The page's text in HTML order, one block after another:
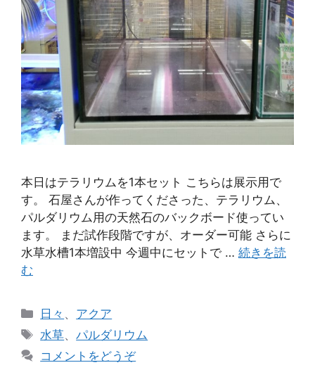
本日はテラリウムを1本セット こちらは展示用で
す。 石屋さんが作ってくださった、テラリウム、
パルダリウム用の天然石のバックボード使ってい
ます。 まだ試作段階ですが、オーダー可能 さらに
水草水槽1本増設中 今週中にセットで … 続きを読
む
カ
テ
リ
日々 、 アクア
タ
グ
水草、パルダリウム
コメントをどうぞ